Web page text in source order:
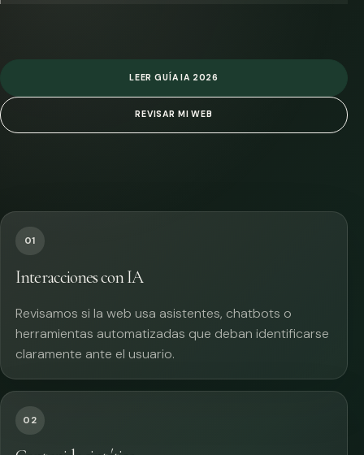
LEER GUÍA IA 2026
REVISAR MI WEB
01
Interacciones con IA
Revisamos si la web usa asistentes, chatbots o
herramientas automatizadas que deban identificarse
claramente ante el usuario.
02